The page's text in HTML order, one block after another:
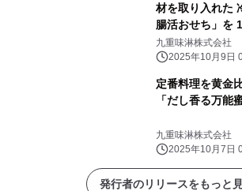
材を取り入れた
腸活おせち」を
個で予約受付開始
九重味淋株式会社
2025年10月9日
定番料理を黄金
「だし香る万能
九重味淋株式会社
2025年10月7日
発行者のリリースをもっと